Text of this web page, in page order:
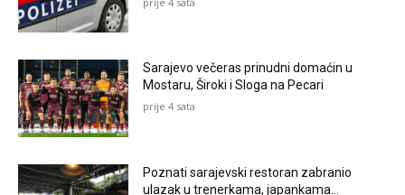
Sarajevo večeras prinudni domaćin u
Mostaru, Široki i Sloga na Pecari
prije 4 sata
Poznati sarajevski restoran zabranio
ulazak u trenerkama, japankama…